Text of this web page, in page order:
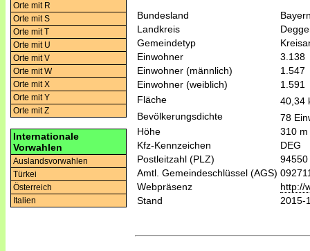
Orte mit R
Orte mit S
Orte mit T
Orte mit U
Orte mit V
Orte mit W
Orte mit X
Orte mit Y
Orte mit Z
Internationale
Vorwahlen
Auslandsvorwahlen
Türkei
Österreich
Italien
Bundesland
Landkreis
Gemeindetyp
Einwohner
3.138
Einwohner (männlich)
1.547
Einwohner (weiblich)
1.591
Fläche
40,34
Bevölkerungsdichte
78
Höhe
310 m
Kfz-Kennzeichen
DEG
Postleitzahl (PLZ)
94550
Amtl. Gemeindeschlüssel (AGS)
Webpräsenz
http://
Stand
2015-